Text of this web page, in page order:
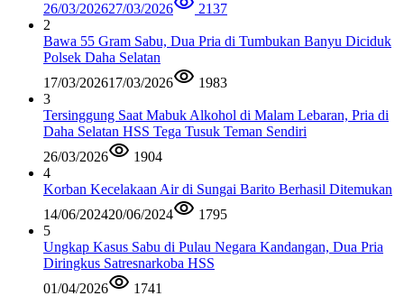
26/03/202627/03/2026
2137
2
Bawa 55 Gram Sabu, Dua Pria di Tumbukan Banyu Diciduk
Polsek Daha Selatan
17/03/202617/03/2026
1983
3
Tersinggung Saat Mabuk Alkohol di Malam Lebaran, Pria di
Daha Selatan HSS Tega Tusuk Teman Sendiri
26/03/2026
1904
4
Korban Kecelakaan Air di Sungai Barito Berhasil Ditemukan
14/06/202420/06/2024
1795
5
Ungkap Kasus Sabu di Pulau Negara Kandangan, Dua Pria
Diringkus Satresnarkoba HSS
01/04/2026
1741